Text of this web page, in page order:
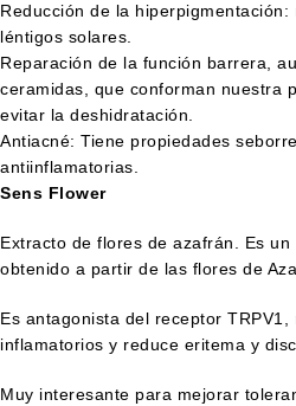
Reducción de la
léntigos solares.
Reparación de la función barrera,
ceramidas, que conforman nuestra
evitar la deshidratación.
Antiacné: Tiene propiedades
antiinflamatorias.
Sens Flower
Extracto de flores de azafrán. Es
obtenido a partir de las flores de
Es antagonista del receptor TRPV1,
inflamatorios y reduce eritema y
Muy interesante para mejorar